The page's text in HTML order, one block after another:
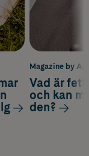
Magazine by
Vad är
och kan
den?